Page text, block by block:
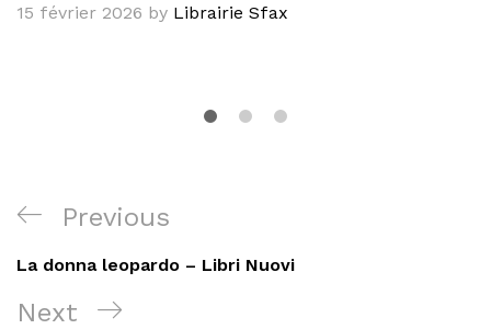
15 février 2026 by Librairie Sfax
Navigation
de
l’article
Previous
Post
Previous
La donna leopardo – Libri Nuovi
Next
Next